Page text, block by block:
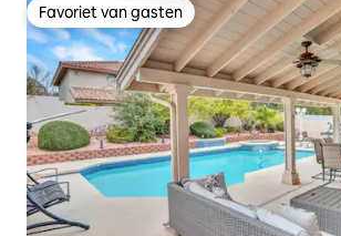
Favoriet van gasten
Favoriet van gasten